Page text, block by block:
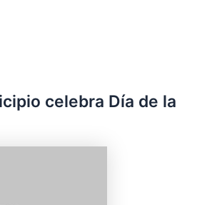
celebra Día de la